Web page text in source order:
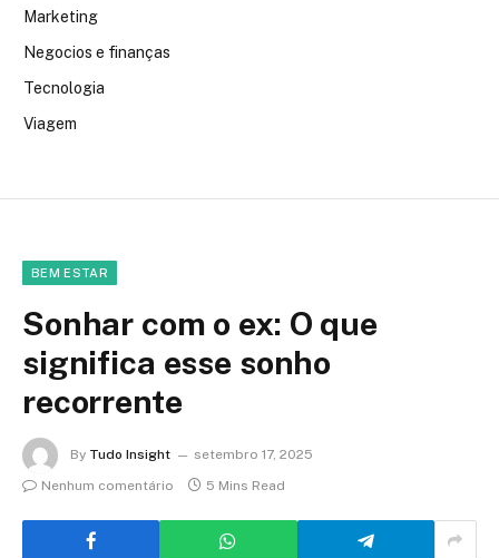
Marketing
Negocios e finanças
Tecnologia
Viagem
BEM ESTAR
Sonhar com o ex: O que
significa esse sonho
recorrente
By Tudo Insight
setembro 17, 2025
Nenhum comentário
5 Mins Read